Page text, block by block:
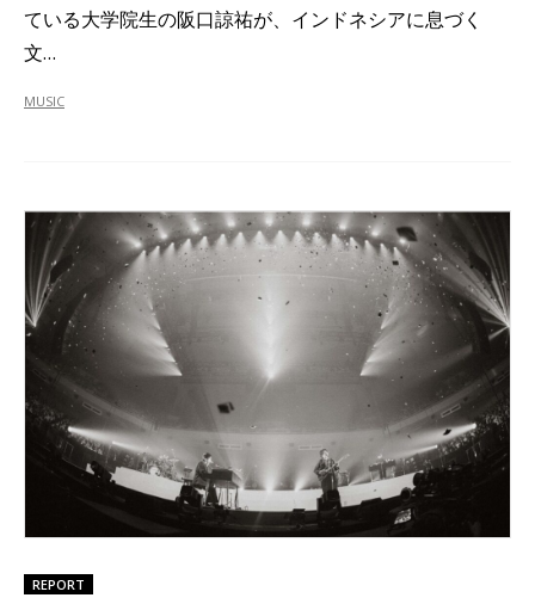
ている大学院生の阪口諒祐が、インドネシアに息づく
文…
MUSIC
REPORT